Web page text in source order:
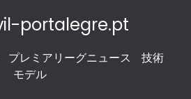
portalegre.pt
プレミアリーグニュース
技術
モデル